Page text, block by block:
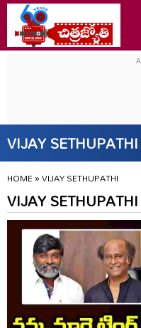
VIJAY SETHUPATHI
HOME»VIJAY SETHUPATHI
VIJAY SETHUPATHI